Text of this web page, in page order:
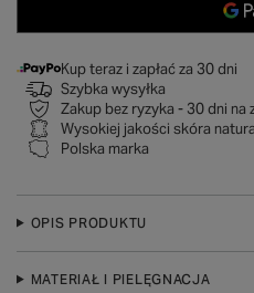
Kup teraz i zapłać za 30 dni
Szybka wysyłka
Zakup bez ryzyka - 30 dni na
Wysokiej jakości skóra
Polska marka
OPIS PRODUKTU
MATERIAŁ I PIELĘGNACJA